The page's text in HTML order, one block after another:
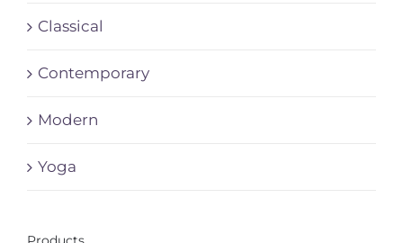
Classical
Contemporary
Modern
Yoga